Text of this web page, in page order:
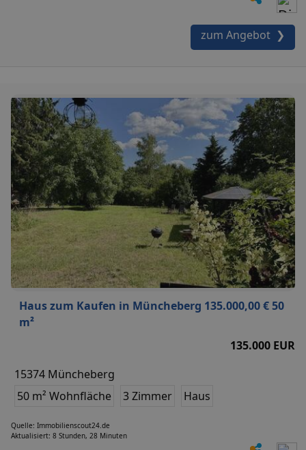
zum Angebot ❯
Haus zum Kaufen in Müncheberg 135.000,00 € 50
m²
135.000 EUR
15374 Müncheberg
50 m² Wohnfläche
3 Zimmer Haus
Quelle: Immobilienscout24.de
Aktualisiert: 8 Stunden, 28 Minuten